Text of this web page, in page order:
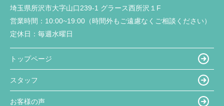
埼玉県所沢市大字山口239-1 グラース西所沢１F
営業時間： 10:00~19:00（時間外もご遠慮なくご相談ください）
定休日： 毎週水曜日
トップページ
スタッフ
お客様の声